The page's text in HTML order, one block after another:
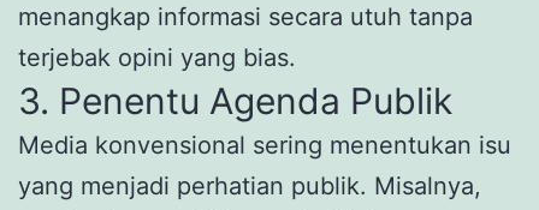
menangkap informasi secara utuh tanpa
terjebak opini yang bias.
3. Penentu Agenda Publik
Media konvensional sering menentukan isu
yang menjadi perhatian publik. Misalnya,